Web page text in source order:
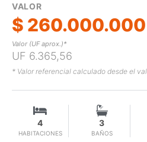
VALOR
$ 260.000.000
Valor (UF aprox.)*
UF 6.365,56
* Valor referencial calculado desde el
HABITACIONES
4
BAÑOS
3